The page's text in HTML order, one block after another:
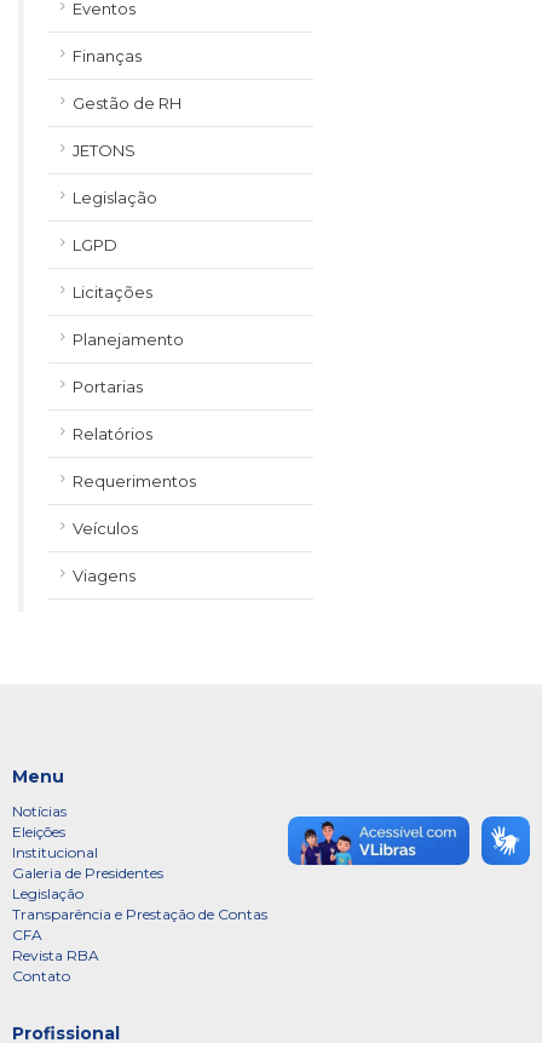
Eventos
Finanças
Gestão de RH
JETONS
Legislação
LGPD
Licitações
Planejamento
Portarias
Relatórios
Requerimentos
Veículos
Viagens
Menu
Notícias
Eleições
Institucional
Galeria de Presidentes
Legislação
Transparência e Prestação de Contas
CFA
Revista RBA
Contato
Profissional